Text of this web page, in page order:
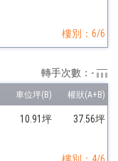
樓別：6/6
10.91坪 37.56坪
轉手次數：-